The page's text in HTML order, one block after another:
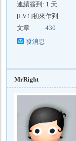
連續簽到: 1 天
[LV.1]初來乍到
文章
430
發消息
MrRight